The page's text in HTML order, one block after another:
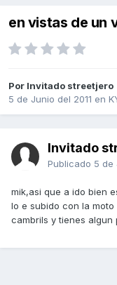
en vistas de un
Por Invitado streetjero
5 de Junio del 2011 en
Invitado
Publicado 5 de
mik,asi que a ido bien
lo e subido con la
cambrils y tienes algun